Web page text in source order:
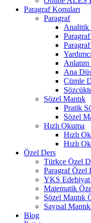
Paragraf Konuları
Paragraf
Analitik
Ana
Cümle
Sözel Mantık
Pratik
Sözel
Hızlı Okuma
Hızlı
Hızlı
Özel Ders
Türkçe Özel
Paragraf Özel
YKS
Matematik
Sözel Mantık
Sayısal
Blog